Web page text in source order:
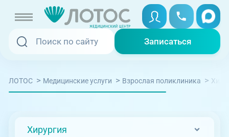
Записаться
Записаться
Услуги и цены
Записаться онлайн
Вызвать скорую
Медицина на дому
ЛОТОС > Медицинские услуги > Взрослая поликлиника >
Хирургия